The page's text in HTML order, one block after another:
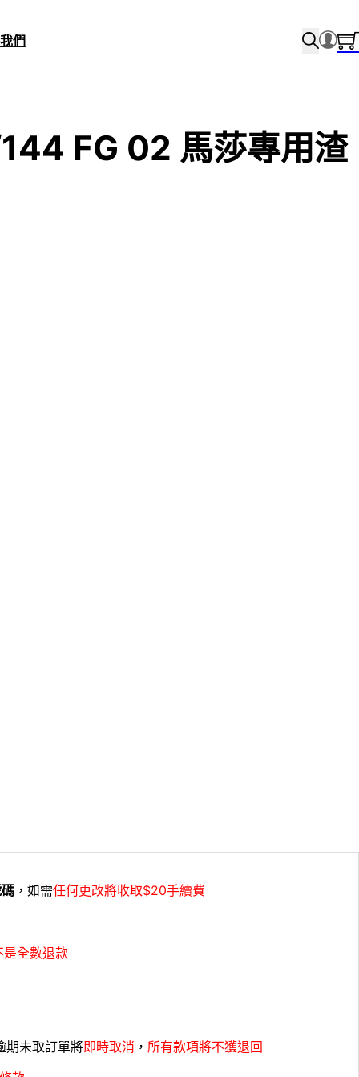
們
FG 02 馬莎專用渣
，如需任何更改將收取$20手續費
是全數退款
期未取訂單將即時取消 ， 所有款項將不獲退回